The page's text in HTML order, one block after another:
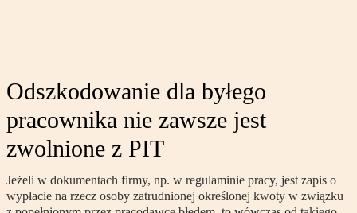
Odszkodowanie dla byłego
pracownika nie zawsze jest
zwolnione z PIT
Jeżeli w dokumentach firmy, np. w regulaminie pracy, jest zapis o
wypłacie na rzecz osoby zatrudnionej określonej kwoty w związku